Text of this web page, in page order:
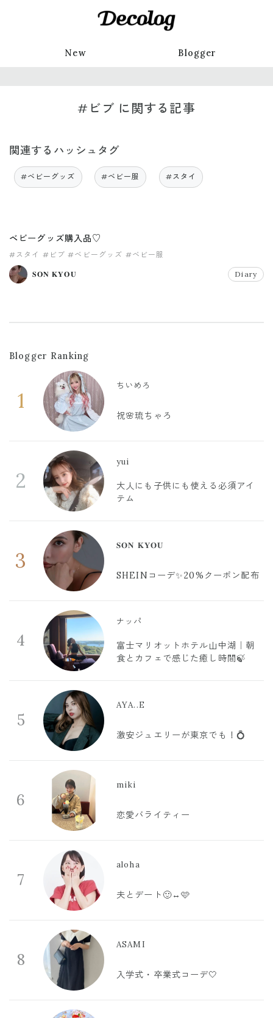
New Blogger
#ビブ に関する記事
関連するハッシュタグ
#ベビーグッズ #ベビー服 #スタイ
ベビーグッズ購入品♡
#スタイ #ビブ #ベビーグッズ #ベビー服
𝐒𝐎𝐍 𝐊𝐘𝐎𝐔 Diary
Blogger Ranking
1
ちいめろ
祝🌸琉ちゃろ
2
yui
大人にも子供にも使える必須アイ
テム
3
𝐒𝐎𝐍 𝐊𝐘𝐎𝐔
SHEINコーデ✨20%クーポン配布
4
ナッパ
富士マリオットホテル山中湖｜朝
食とカフェで感じた癒し時間🍃
5
AYA..E
激安ジュエリーが東京でも！💍
6
miki
恋愛バライティー
7
aloha
夫とデート🙂‍↔️🩷
8
ASAMI
入学式・卒業式コーデ🤍